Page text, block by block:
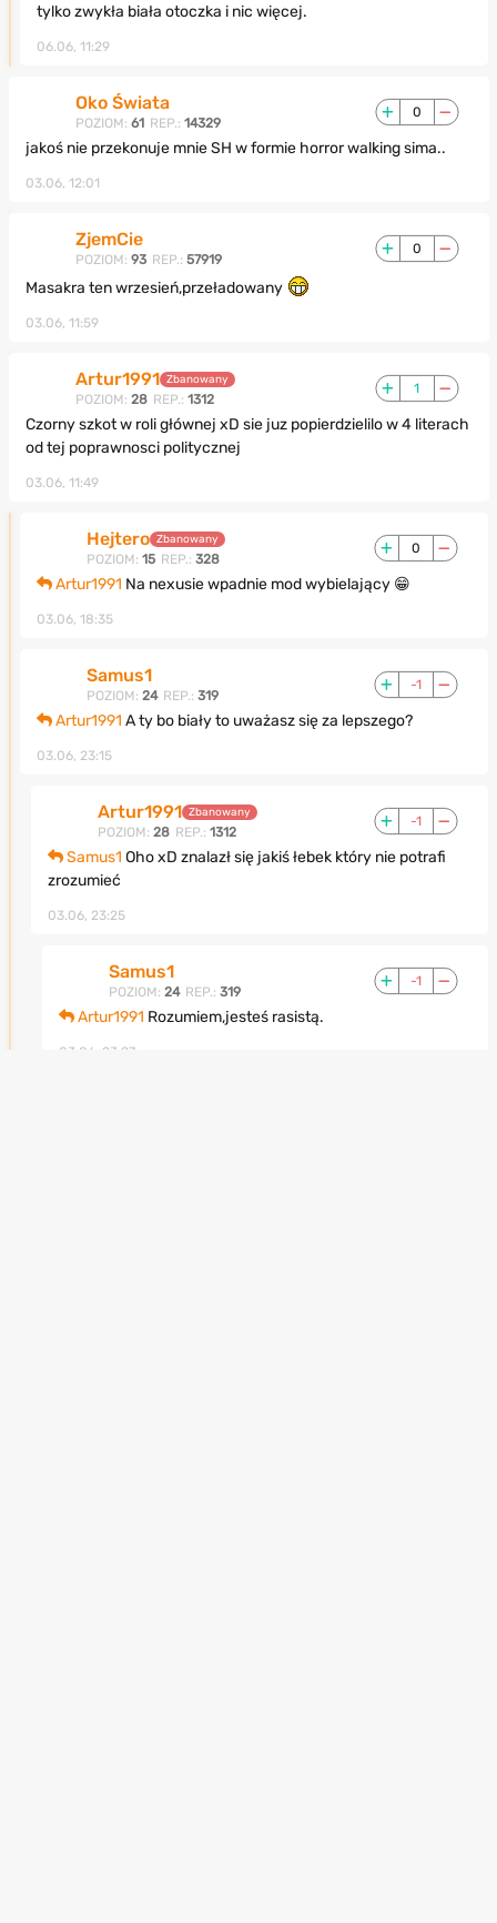
tylko zwykła biała otoczka i nic więcej.
06.06, 11:29
Oko Świata
POZIOM: 61 REP.: 14329
0
jakoś nie przekonuje mnie SH w formie horror walking sima..
03.06, 12:01
ZjemCie
POZIOM: 93 REP.: 57919
0
Masakra ten wrzesień,przeładowany
03.06, 11:59
Artur1991 Zbanowany
POZIOM: 28 REP.: 1312
1
Czorny szkot w roli głównej xD sie juz popierdzielilo w 4 literach
od tej poprawnosci politycznej
03.06, 11:49
Hejtero Zbanowany
POZIOM: 15 REP.: 328
0
Artur1991 Na nexusie wpadnie mod wybielający 😁
03.06, 18:35
Samus1
POZIOM: 24 REP.: 319
-1
Artur1991 A ty bo biały to uważasz się za lepszego?
03.06, 23:15
Artur1991 Zbanowany
POZIOM: 28 REP.: 1312
-1
Samus1 Oho xD znalazł się jakiś łebek który nie potrafi
zrozumieć
03.06, 23:25
Samus1
POZIOM: 24 REP.: 319
-1
Artur1991 Rozumiem,jesteś rasistą.
03.06, 23:27